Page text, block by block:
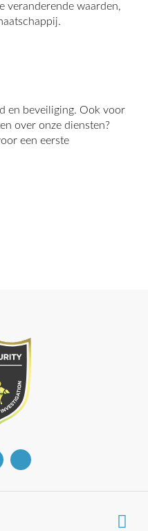
veranderende waarden,
en beveiliging. Ook voor
over onze diensten?
een eerste